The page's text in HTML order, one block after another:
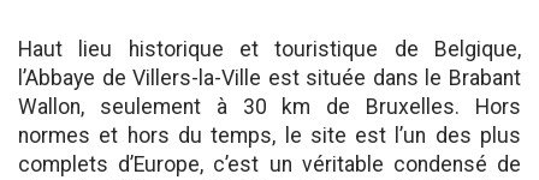
Haut lieu historique et touristique de Belgique,
l’Abbaye de Villers-la-Ville est située dans le Brabant
Wallon, seulement à 30 km de Bruxelles. Hors
normes et hors du temps, le site est l’un des plus
complets d’Europe, c’est un véritable condensé de